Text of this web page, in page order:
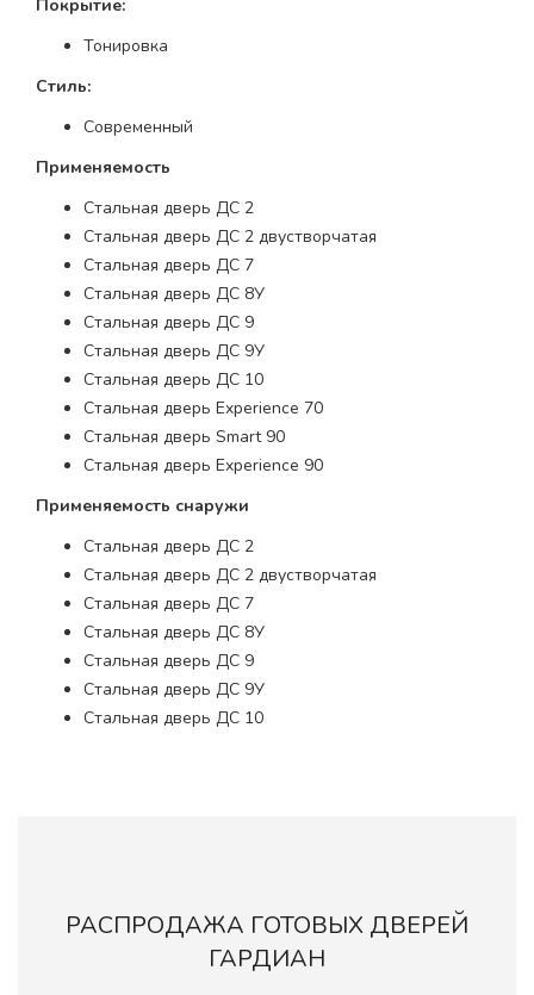
Покрытие:
Тонировка
Стиль:
Современный
Применяемость
Стальная дверь ДС 2
Стальная дверь ДС 2 двустворчатая
Стальная дверь ДС 7
Стальная дверь ДС 8У
Стальная дверь ДС 9
Стальная дверь ДС 9У
Стальная дверь ДС 10
Стальная дверь Experience 70
Стальная дверь Smart 90
Стальная дверь Experience 90
Применяемость снаружи
Стальная дверь ДС 2
Стальная дверь ДС 2 двустворчатая
Стальная дверь ДС 7
Стальная дверь ДС 8У
Стальная дверь ДС 9
Стальная дверь ДС 9У
Стальная дверь ДС 10
РАСПРОДАЖА ГОТОВЫХ ДВЕРЕЙ
ГАРДИАН